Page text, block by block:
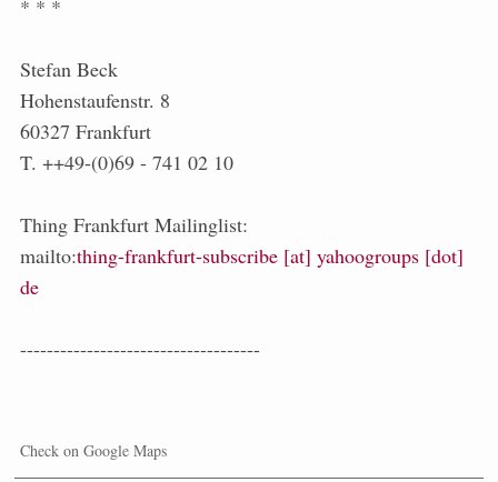
* * *
Stefan Beck
Hohenstaufenstr. 8
60327 Frankfurt
T. ++49-(0)69 - 741 02 10
Thing Frankfurt Mailinglist:
mailto:thing-frankfurt-subscribe [at] yahoogroups [dot]
de
------------------------------------
Check on Google Maps